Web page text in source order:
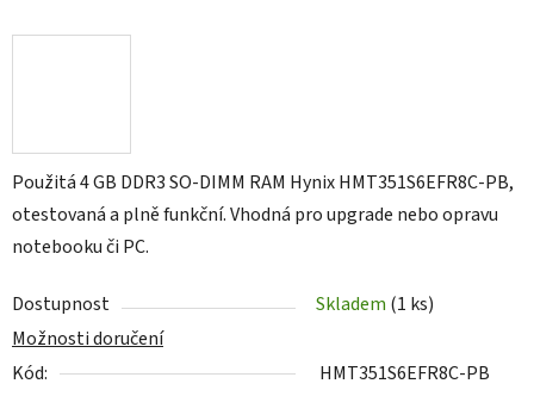
Použitá 4 GB DDR3 SO-DIMM RAM Hynix HMT351S6EFR8C-PB,
otestovaná a plně funkční. Vhodná pro upgrade nebo opravu
notebooku či PC.
Dostupnost Skladem (1 ks)
Možnosti doručení
Kód:
HMT351S6EFR8C-PB